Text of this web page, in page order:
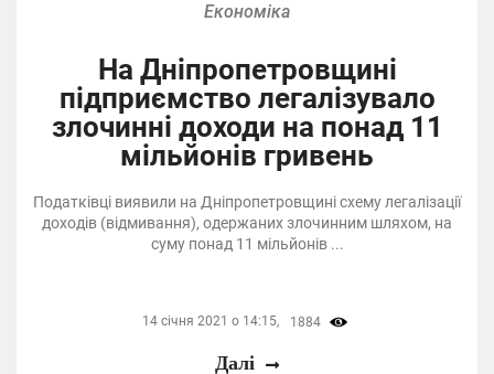
Економіка
На Дніпропетровщині
підприємство легалізувало
злочинні доходи на понад 11
мільйонів гривень
Податківці виявили на Дніпропетровщині схему легалізації
доходів (відмивання), одержаних злочинним шляхом, на
суму понад 11 мільйонів ...
14 січня 2021 о 14:15, 1884
Далі